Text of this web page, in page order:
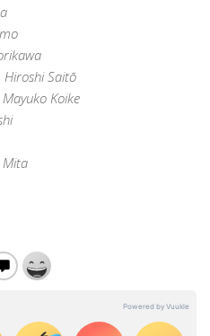
Hiroshi Saitō
Mayuko Koike
Mita